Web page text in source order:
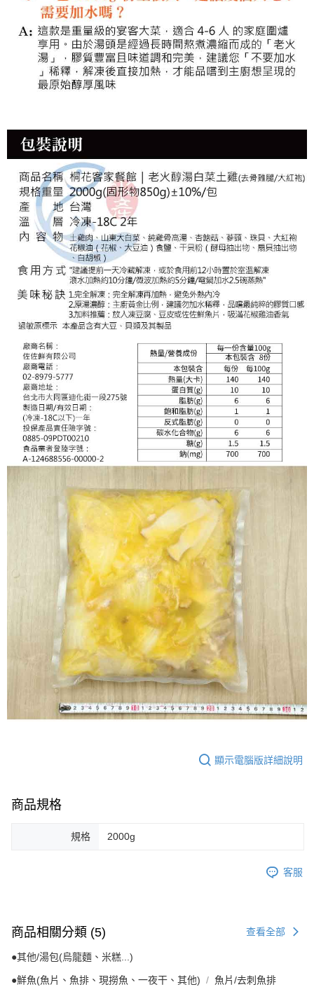
顯示電腦版詳細說明
商品規格
規格 2000g
客服
商品相關分類 (5) 查看全部
●其他/湯包(烏龍麵、米糕...)
●鮮魚(魚片、魚排、現撈魚、一夜干、其他) 魚片/去刺魚排